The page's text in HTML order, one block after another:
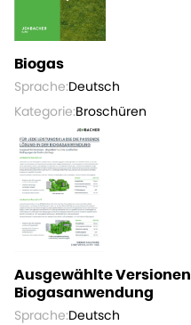
Biogas
Sprache:Deutsch
Kategorie:Broschüren
Ausgewählte Versionen
Biogasanwendung
Sprache:Deutsch